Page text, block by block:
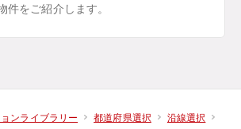
件をご紹介します。
ンライブラリー 都道府県選択 沿線選択